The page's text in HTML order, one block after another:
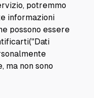
potremmo
informazioni
possono essere
ma non sono